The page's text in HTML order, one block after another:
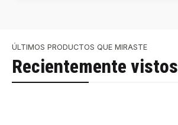
ÚLTIMOS PRODUCTOS QUE MIRASTE
Recientemente vistos